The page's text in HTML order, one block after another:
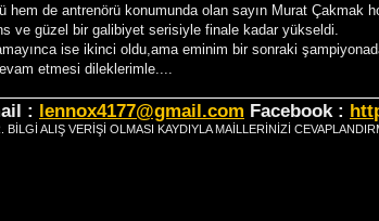
hem de antrenörü konumunda olan sayın Murat Çakmak
ve güzel bir galibiyet serisiyle finale kadar yükseldi.
ise ikinci oldu,ama eminim bir sonraki
etmesi dileklerimle....
: lennox4177@gmail.com Facebook :
ALIŞ VERİŞİ OLMASI KAYDIYLA MAİLLERİNİZİ